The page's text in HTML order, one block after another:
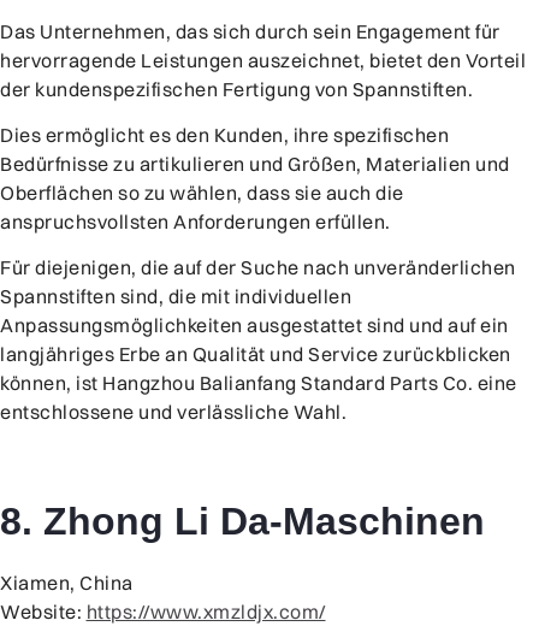
Das Unternehmen, das sich durch sein Engagement für
hervorragende Leistungen auszeichnet, bietet den Vorteil
der kundenspezifischen Fertigung von Spannstiften.
Dies ermöglicht es den Kunden, ihre spezifischen
Bedürfnisse zu artikulieren und Größen, Materialien und
Oberflächen so zu wählen, dass sie auch die
anspruchsvollsten Anforderungen erfüllen.
Für diejenigen, die auf der Suche nach unveränderlichen
Spannstiften sind, die mit individuellen
Anpassungsmöglichkeiten ausgestattet sind und auf ein
langjähriges Erbe an Qualität und Service zurückblicken
können, ist Hangzhou Balianfang Standard Parts Co. eine
entschlossene und verlässliche Wahl.
8. Zhong Li Da-Maschinen
Xiamen, China
Website: https://www.xmzldjx.com/